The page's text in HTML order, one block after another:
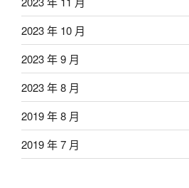
2023 年 10 月
2023 年 9 月
2023 年 8 月
2019 年 8 月
2019 年 7 月